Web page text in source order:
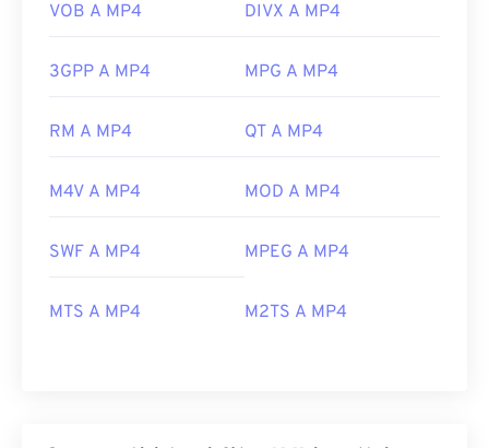
VOB A MP4 DIVX A MP4
3GPP A MP4 MPG A MP4
RM A MP4 QT A MP4
M4V A MP4 MOD A MP4
SWF A MP4 MPEG A MP4
MTS A MP4 M2TS A MP4